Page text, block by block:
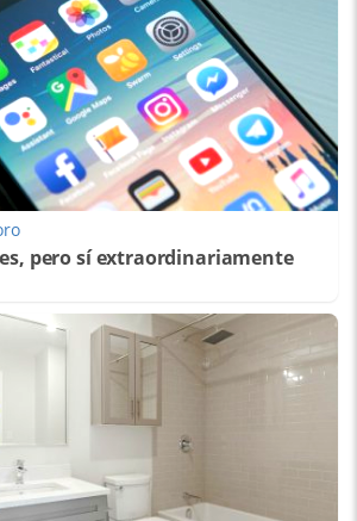
pero sí extraordinariamente